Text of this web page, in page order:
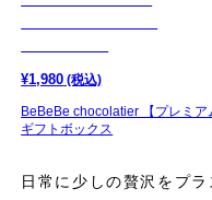
¥1,980 (税込)
BeBeBe chocolatier 【プレミア
ギフトボックス
日常に少しの贅沢をプ